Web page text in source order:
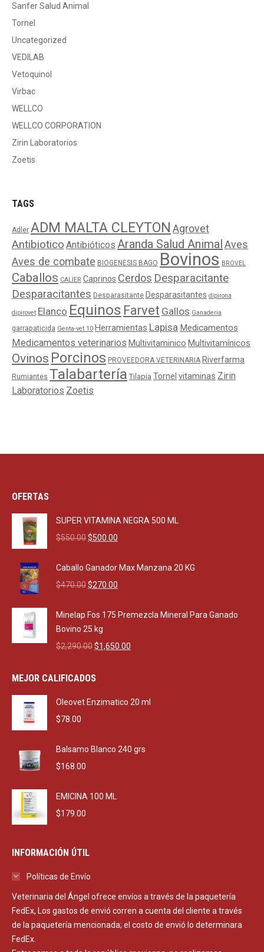
Sanfer Salud Animal
Tornel
Uncategorized
VEDILAB
Vetoquinol
Virbac
WELLCO
WELLCO CORPORATION
Zirin Laboratorios
Zoetis
TAGS
Adler ADM MALTA CLEYTON Agrovet
Antibiotico Antibióticos Aranda Salud AnimalAves
Aves de combate BIOGENESIS BAGO Bovinos BROVEL
Caballos CALIER Caprinos Cerdos Desparacitante
Desparacitantes Desparasitante Desparasitantes dipirona
dipirovet Elanco Equinos Farvet Gallos Ganaderia
garrapaticida Genta-vet 10 Herramientas Lapisa Medicamentos
Medicamentos veterinarios Multivitaminico Multivitamínicos
Ovinos Porcinos PROVEEDORA VETERINARIA Riverfarma
Rumiantes Talabartería Tilapia Tornel vitaminas Zirin
Laboratorios Zoetis
OFERTAS
SUPER VITAMINA NEGRA 500 ML
$550.00Original
was:
$550.00.
$500.00
is:
Caballo Ganador Max Manzana 20 KG
$470.00Original
was:
$470.00.
$270.00
is:
Minelap Fos 175 Premezcla Mineral Para Ganado
Bovino 25 kg
$2,290.00Original
was:
$1,650.00
MEJOR CALIFICADOS
Oleovet Enzimatico 20 ml
$78.00
Balsamo Blanco 240 grs
$168.00
EMICINA 100 ML
$179.00
INFORMACIÓN ÚTIL
Políticas de Envío
Veterinaria del Ángel ofrece envíos a través de la paquetería
FedEx, Los gastos de envió corren a cuenta del cliente a través
de la paquetería mencionada; el costo de envió lo determinara
FedEx.